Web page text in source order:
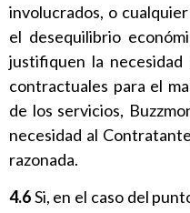
involucrados, o
el desequilibrio
justifiquen la
contractuales para el
de los servicios,
necesidad al
razonada.
4.6Si, en el caso del